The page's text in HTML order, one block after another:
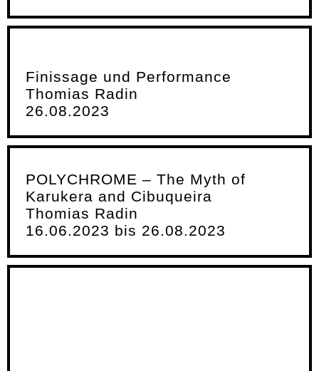
Finissage und Performance
Thomias Radin
26.08.2023
POLYCHROME – The Myth of
Karukera and Cibuqueira
Thomias Radin
16.06.2023 bis 26.08.2023